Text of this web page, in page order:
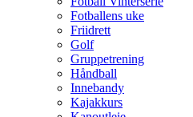
Fotballens uke
Friidrett
Golf
Gruppetrening
Håndball
Innebandy
Kajakkurs